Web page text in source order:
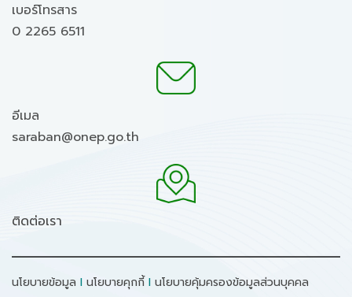
เบอร์โทรสาร
0 2265 6511
อีเมล
saraban@onep.go.th
ติดต่อเรา
นโยบายข้อมูล I นโยบายคุกกี้ I นโยบายคุ้มครองข้อมูลส่วนบุคคล